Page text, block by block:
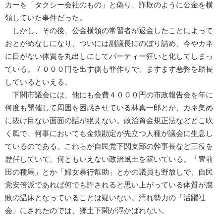
カーを「タクシー会社のもの」と偽り、詐欺のように公金を横
領していた事件だった。
しかし、その後、公金横領の常習者が返金したことによって
おとがめなしになり、ついには副議長にのぼり詰め、今やカネ
に目がない体質を丸出しにしてパーティー狂いと化してしまっ
ている。７０００円を出す側も罪作りで、ますます悪弊を助長
しているといえる。
下関市議会には、他にも会費４０００円の市政報告会を年に
何度も開催して周囲を困惑させている林真一郎とか、カネ集め
に抜け目ない面面の話が絶えない。政治資金規正法などどこ吹
く風で、何事においても金銭勘定が先立つ人種が議会に生息し
ているのである。これらが自民党下関支部の幹事長など三役を
歴任していて、何ともいえない政治風土を築いている。「豊前
田の種馬」とか「婦女暴行幇助」とかの議員も野放しで、自民
党安倍派であれば何でも許されると思い上がっている体質が腐
敗の温床となっていることは疑いない。汚れ勢力の「活躍社
会」にされたのでは、郷土下関が浮かばれない。